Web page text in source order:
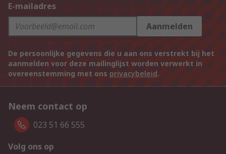
E-mailadres
Aanmelden
De persoonlijke gegevens die u aan ons verstrekt bij het
aanmelden voor deze mailinglijst worden verwerkt in
overeenstemming met ons privacybeleid.
Neem contact op
023 51 66 555
Volg ons op